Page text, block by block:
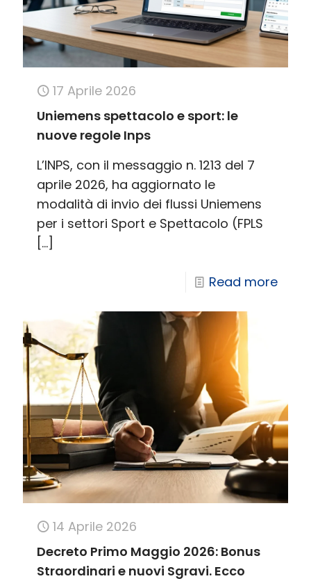
17 Aprile 2026
Uniemens spettacolo e sport: le
nuove regole Inps
L’INPS, con il messaggio n. 1213 del 7
aprile 2026, ha aggiornato le
modalità di invio dei flussi Uniemens
per i settori Sport e Spettacolo (FPLS
[…]
Read more
14 Aprile 2026
Decreto Primo Maggio 2026: Bonus
Straordinari e nuovi Sgravi. Ecco